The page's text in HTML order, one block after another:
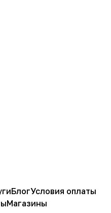
БлогУсловия оплаты
Магазины